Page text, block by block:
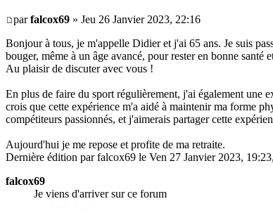
parfalcox69 » Jeu 26 Janvier 2023, 22:16
Bonjour à tous, je m'appelle Didier et j'ai 65 ans. Je suis
bouger, même à un âge avancé, pour rester en bonne santé
Au plaisir de discuter avec vous !
En plus de faire du sport régulièrement, j'ai également une
crois que cette expérience m'a aidé à maintenir ma forme
compétiteurs passionnés, et j'aimerais partager cette
Aujourd'hui je me repose et profite de ma retraite.
Dernière édition par falcox69 le Ven 27 Janvier 2023,
falcox69
Je viens d'arriver sur ce forum